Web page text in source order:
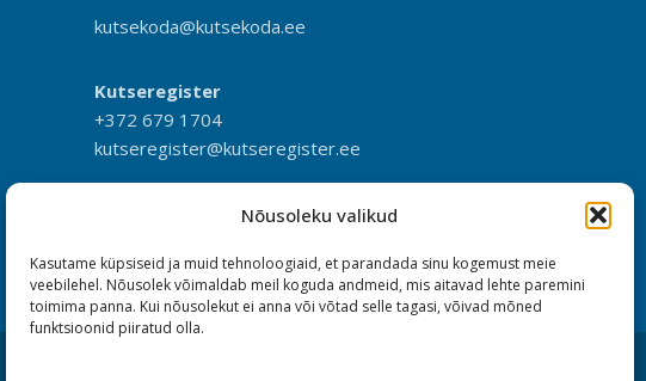
Nõusoleku valikud
Kasutame küpsiseid ja muid tehnoloogiaid, et parandada sinu kogemust meie
veebilehel. Nõusolek võimaldab meil koguda andmeid, mis aitavad lehte paremini
toimima panna. Kui nõusolekut ei anna või võtad selle tagasi, võivad mõned
funktsioonid piiratud olla.
kutsekoda@kutsekoda.ee
Kutseregister
+372 679 1704
kutseregister@kutseregister.ee